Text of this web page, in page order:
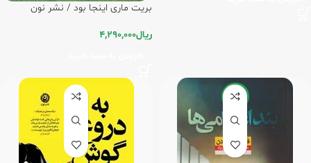
بریت ماری اینجا بود / نشر نون
ریال4,290,000
-20%